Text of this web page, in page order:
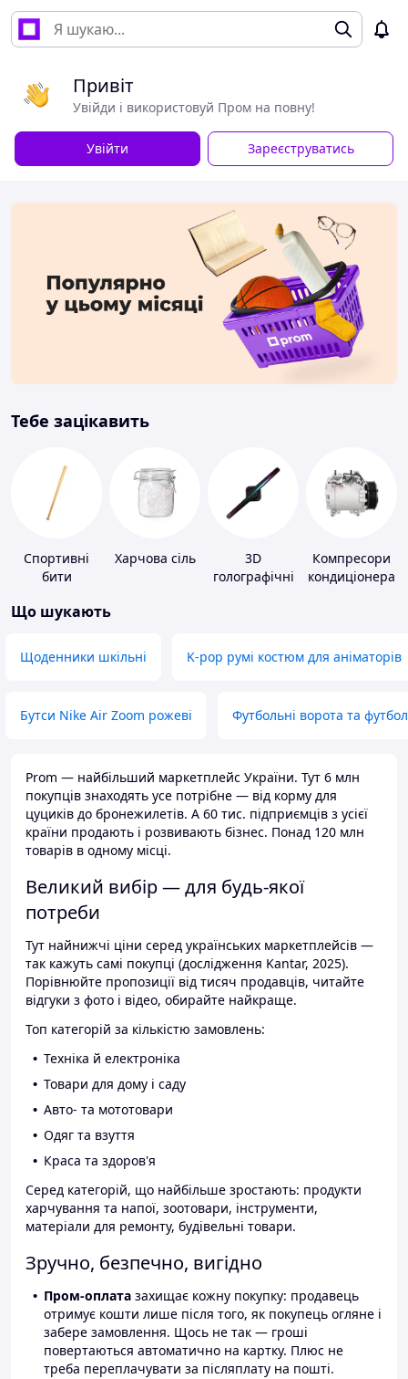
Привіт
Увійди і використовуй Пром на повну!
Увійти Зареєструватись
Тебе зацікавить
Спортивні
бити
Харчова сіль
3D
голографічні
Компресори
кондиціонера
Що шукають
Щоденники шкільні K-pop румі костюм для аніматорів
Бутси Nike Air Zoom рожеві Футбольні ворота та
Prom — найбільший маркетплейс України. Тут 6 млн
покупців знаходять усе потрібне — від корму для
цуциків до бронежилетів. А 60 тис. підприємців з усієї
країни продають і розвивають бізнес. Понад 120 млн
товарів в одному місці.
Великий вибір — для будь-якої
потреби
Тут найнижчі ціни серед українських маркетплейсів —
так кажуть самі покупці (дослідження Kantar, 2025).
Порівнюйте пропозиції від тисяч продавців, читайте
відгуки з фото і відео, обирайте найкраще.
Топ категорій за кількістю замовлень:
Техніка й електроніка
Товари для дому і саду
Авто- та мототовари
Одяг та взуття
Краса та здоров'я
Серед категорій, що найбільше зростають: продукти
харчування та напої, зоотовари, інструменти,
матеріали для ремонту, будівельні товари.
Зручно, безпечно, вигідно
Пром-оплата захищає кожну покупку: продавець
отримує кошти лише після того, як покупець огляне і
забере замовлення. Щось не так — гроші
повертаються автоматично на картку. Плюс не
треба переплачувати за післяплату на пошті.